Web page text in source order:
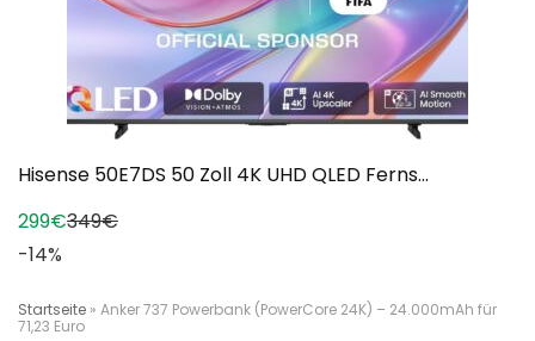
Hisense 50E7DS 50 Zoll 4K UHD QLED Ferns...
299€349€
-14%
Startseite » Anker 737 Powerbank (PowerCore 24K) – 24.000mAh für
71,23 Euro